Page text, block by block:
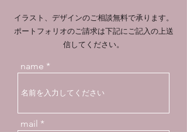
イラスト、デザインのご相談無料で承ります。
ポートフォリオのご請求は下記にご記入の上送
信してください。
name
mail